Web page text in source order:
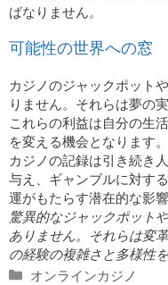
ばなりません。
可能性の世界への窓
カジノのジャックポット
りません。それらは夢の
これらの利益は自分の生
を変える機会となります
カジノの記録は引き続き
与え、ギャンブルに対す
運がもたらす潜在的な影
驚異的なジャックポット
ありません。それらは変
の経験の複雑さと多様性
Categories
オンラインカジノ